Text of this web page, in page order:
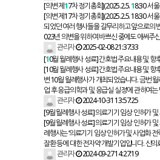
[의변 제17차 정기총회](2025.2.5.18:30 서
[의변 제17차 정기총회](2025.2.5. 18:30 서
되었던 여러 행사들을 갈무리하고 앞으로의
023년 의변을 위하여 바쁘신 중에도 애써주
관리자
2025-02-08 21:37:33
[10월 월례행사 성료] 간호법 주요내용 및 향
[10월 월례행사 성료] 간호법 주요내용 및 향
변 10월 월례행사가 개최되었습니다. 금번
업 후 응급의학과 및 응급실 실정’에 관하여
관리자
2024-10-31 13:57:25
[9월 월례행사 성료] 의료기기 임상 인허가
[9월 월례행사 성료] 의료기기 임상 인허가
례행사는 ‘의료기기 임상 인허가 및 사업화
잘환 등에 대한 전자약 개발기업입니다. 신
관리자
2024-09-27 14:27:19